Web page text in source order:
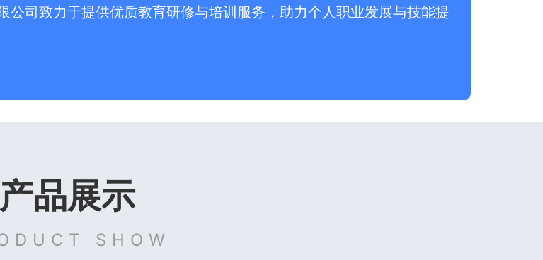
公司致力于提供优质教育研修与培训服务，助力个人职业发展与技能提
产品展示
SHOW